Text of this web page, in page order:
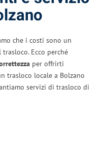
che i costi sono un
Ecco perché
per offrirti
trasloco locale a Bolzano
servizi di trasloco di